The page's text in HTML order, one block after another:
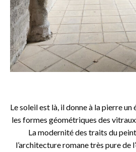
Le soleil est là, il donne à la pierre
les formes géométriques des
La modernité des traits du
l’architecture romane très pure de